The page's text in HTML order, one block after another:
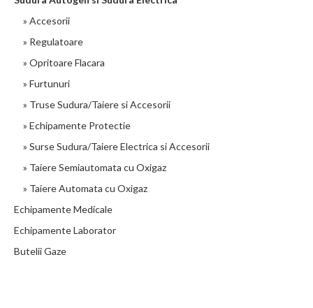
» Accesorii
» Regulatoare
» Opritoare Flacara
» Furtunuri
» Truse Sudura/Taiere si Accesorii
» Echipamente Protectie
» Surse Sudura/Taiere Electrica si Accesorii
» Taiere Semiautomata cu Oxigaz
» Taiere Automata cu Oxigaz
Echipamente Medicale
Echipamente Laborator
Butelii Gaze